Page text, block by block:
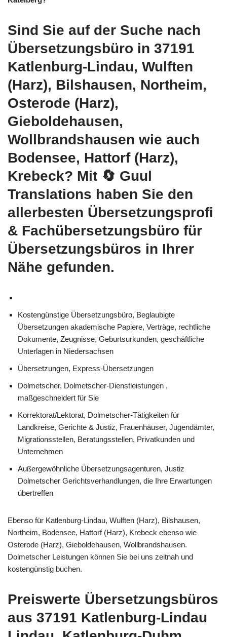
Sind Sie auf der Suche nach
Übersetzungsbüro in 37191
Katlenburg-Lindau, Wulften
(Harz), Bilshausen, Northeim,
Osterode (Harz),
Gieboldehausen,
Wollbrandshausen wie auch
Bodensee, Hattorf (Harz),
Krebeck? Mit 🔄 Guul
Translations haben Sie den
allerbesten Übersetzungsprofi
& Fachübersetzungsbüro für
Übersetzungsbüros in Ihrer
Nähe gefunden.
Kostengünstige Übersetzungsbüro, Beglaubigte
Übersetzungen akademische Papiere, Verträge, rechtliche
Dokumente, Zeugnisse, Geburtsurkunden, geschäftliche
Unterlagen in Niedersachsen
Übersetzungen, Express-Übersetzungen
Dolmetscher, Dolmetscher-Dienstleistungen ,
maßgeschneidert für Sie
Korrektorat/Lektorat, Dolmetscher-Tätigkeiten für
Landkreise, Gerichte & Justiz, Frauenhäuser, Jugendämter,
Migrationsstellen, Beratungsstellen, Privatkunden und
Unternehmen
Außergewöhnliche Übersetzungsagenturen, Justiz
Dolmetscher Gerichtsverhandlungen, die Ihre Erwartungen
übertreffen
Ebenso für Katlenburg-Lindau, Wulften (Harz), Bilshausen,
Northeim, Bodensee, Hattorf (Harz), Krebeck ebenso wie
Osterode (Harz), Gieboldehausen, Wollbrandshausen.
Dolmetscher Leistungen können Sie bei uns zeitnah und
kostengünstig buchen.
Preiswerte Übersetzungsbüros
aus 37191 Katlenburg-Lindau